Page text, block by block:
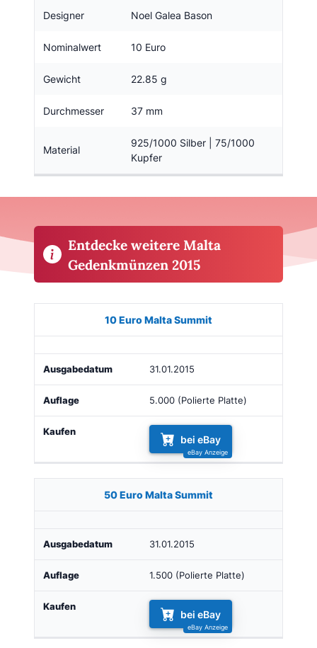
Designer Noel Galea Bason
Nominalwert 10 Euro
Gewicht 22.85 g
Durchmesser 37 mm
Material
925/1000 Silber | 75/1000
Kupfer
Entdecke weitere Malta
Gedenkmünzen 2015
Bild Ausgabe Auflage
10 Euro Malta Summit
31.01.2015
5.000 (Polierte Platte)
bei eBay
50 Euro Malta Summit
31.01.2015
1.500 (Polierte Platte)
bei eBay